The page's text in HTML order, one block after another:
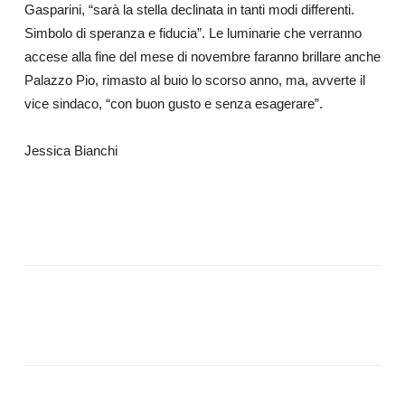
Gasparini, “sarà la stella declinata in tanti modi differenti.
Simbolo di speranza e fiducia”. Le luminarie che verranno
accese alla fine del mese di novembre faranno brillare anche
Palazzo Pio, rimasto al buio lo scorso anno, ma, avverte il
vice sindaco, “con buon gusto e senza esagerare”.
Jessica Bianchi